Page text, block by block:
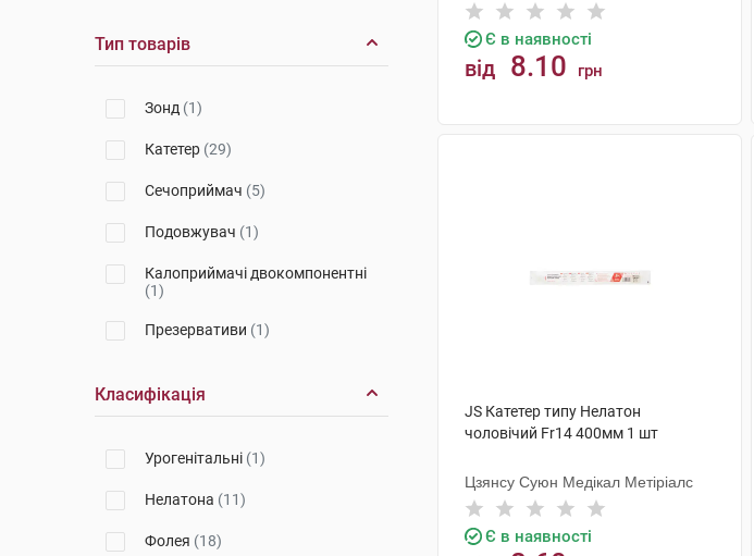
Тип товарів
Зонд (1)
Катетер (29)
Сечоприймач (5)
Подовжувач (1)
Калоприймачі двокомпонентні
(1)
Презервативи (1)
Класифікація
Урогенітальні (1)
Нелатона (11)
Фолея (18)
Є в наявності
від 8.10 грн
JS Катетер типу Нелатон
чоловічий Fr14 400мм 1 шт
Цзянсу Суюн Медікал Метіріалс
Є в наявності